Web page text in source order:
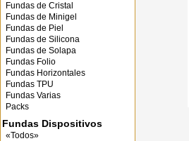
Fundas de Cristal
Fundas de Minigel
Fundas de Piel
Fundas de Silicona
Fundas de Solapa
Fundas Folio
Fundas Horizontales
Fundas TPU
Fundas Varias
Packs
Fundas Dispositivos
«Todos»